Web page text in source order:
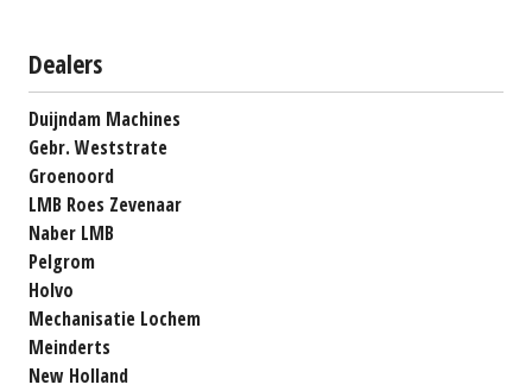
Dealers
Duijndam Machines
Gebr. Weststrate
Groenoord
LMB Roes Zevenaar
Naber LMB
Pelgrom
Holvo
Mechanisatie Lochem
Meinderts
New Holland